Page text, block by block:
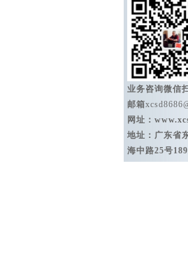
业务咨询微信
邮箱
网址：
地址：广东省
海中路25号